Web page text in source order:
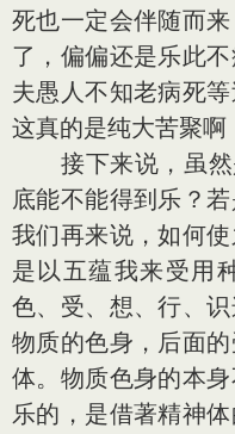
死也一定会伴随而
了，偏偏还是乐此
夫愚人不知老病死
这真的是纯大苦聚啊
接下来说，虽然
底能不能得到乐？
我们再来说，如何
是以五蕴我来受用
色、受、想、行、
物质的色身，后面
体。物质色身的本
乐的，是借著精神